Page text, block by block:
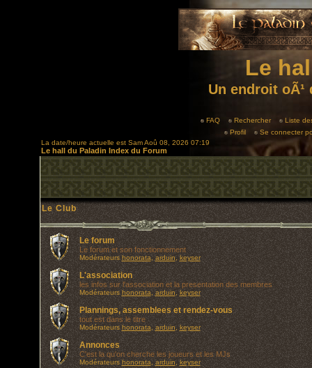
Le
Un endroit
FAQ Rechercher
Liste
Profil
Se connecter
La date/heure actuelle est Sam Aoû 08, 2026 07:19
Le hall du Paladin Index du Forum
Le Club
Le forum
Le forum et son fonctionnement
Modérateurs honorata ,arduin ,keyser
L'association
les infos sur l'association et la presentation des membres
Modérateurs honorata ,arduin ,keyser
Plannings, assemblees et rendez-vous
tout est dans le titre
Modérateurs honorata ,arduin ,keyser
Annonces
C'est la qu'on cherche les joueurs et les MJs
Modérateurs honorata ,arduin ,keyser